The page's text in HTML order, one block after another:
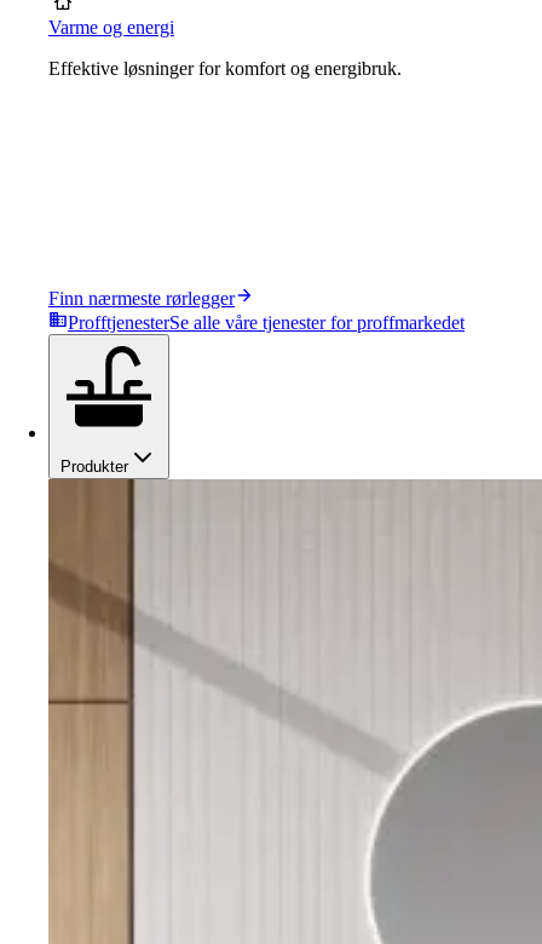
Varme og energi
Effektive løsninger for komfort og energibruk.
Finn nærmeste rørlegger
ProfftjenesterSe alle våre tjenester for proffmarkedet
Produkter